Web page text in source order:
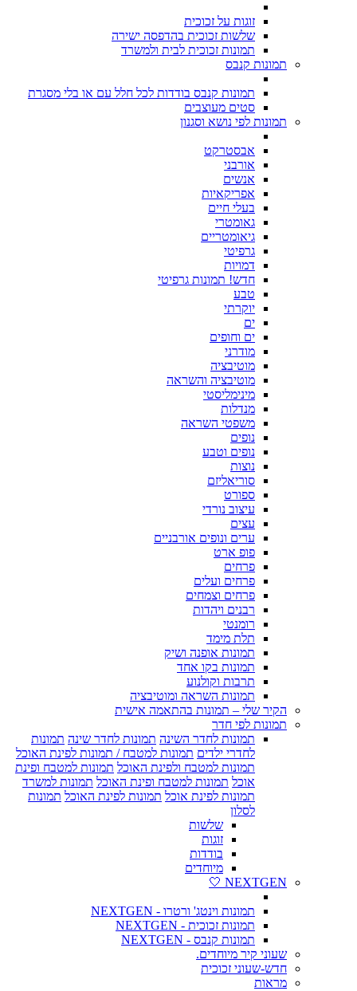
זוגות על זכוכית
שלשות זכוכית בהדפסה ישירה
תמונות זכוכית לבית ולמשרד
תמונות קנבס
תמונות קנבס בודדות לכל חלל עם או בלי מסגרת
סטים מעוצבים
תמונות לפי נושא וסגנון
אבסטרקט
אורבני
אנשים
אפריקאיות
בעלי חיים
גאומטרי
גיאומטריים
גרפיטי
דמויות
חדש! תמונות גרפיטי
טבע
יוקרתי
ים
ים וחופים
מודרני
מוטיבציה
מוטיבציה והשראה
מינימליסטי
מנדלות
משפטי השראה
נופים
נופים וטבע
נוצות
סוריאליזם
ספורט
עיצוב נורדי
עצים
ערים ונופים אורבניים
פופ ארט
פרחים
פרחים ועלים
פרחים וצמחים
רבנים ויהדות
רומנטי
תלת מימד
תמונות אופנה ושיק
תמונות בקו אחד
תרבות וקולנוע
תמונות השראה ומוטיבציה
הקיר שלי – תמונות בהתאמה אישית
תמונות לפי חדר
תמונות לחדר השינה תמונות לחדר שינה תמונות
לחדרי ילדים תמונות למטבח / תמונות לפינת האוכל
תמונות למטבח ולפינת האוכל תמונות למטבח ופינת
אוכל תמונות למטבח ופינת האוכל תמונות למשרד
תמונות לפינת אוכל תמונות לפינת האוכל תמונות
לסלון
שלשות
זוגות
בודדות
מיוחדים
NEXTGEN 🤍
תמונות וינטג' ורטרו - NEXTGEN
תמונות זכוכית - NEXTGEN
תמונות קנבס - NEXTGEN
שעוני קיר מיוחדים.
חדש-שעוני זכוכית
מראות